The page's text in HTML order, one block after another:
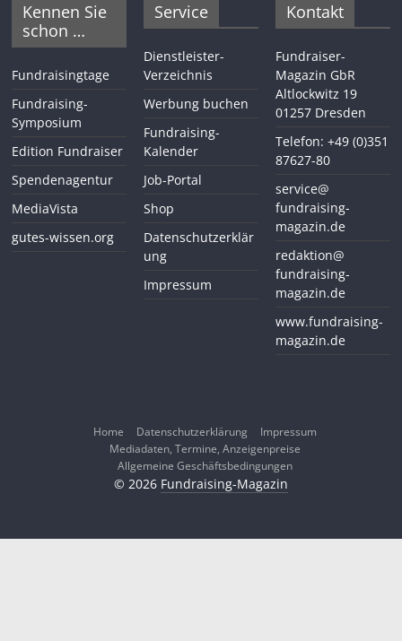
Kennen Sie
schon …
Fundraisingtage
Fundraising-
Symposium
Edition Fundraiser
Spendenagentur
MediaVista
gutes-wissen.org
Service
Dienstleister-
Verzeichnis
Werbung buchen
Fundraising-
Kalender
Job-Portal
Shop
Datenschutzerklär
ung
Impressum
Kontakt
Fundraiser-
Magazin GbR
Altlockwitz 19
01257 Dresden
Telefon: +49 (0)351
87627-80
service@
fundraising-
magazin.de
redaktion@
fundraising-
magazin.de
www.fundraising-
magazin.de
Home Datenschutzerklärung
Impressum
Mediadaten, Termine, Anzeigenpreise
Allgemeine Geschäftsbedingungen
© 2026 Fundraising-Magazin